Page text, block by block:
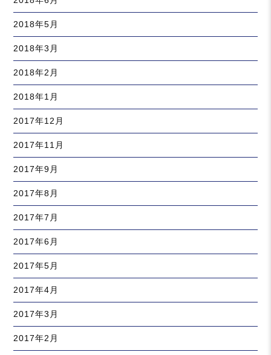
2018年5月
2018年3月
2018年2月
2018年1月
2017年12月
2017年11月
2017年9月
2017年8月
2017年7月
2017年6月
2017年5月
2017年4月
2017年3月
2017年2月